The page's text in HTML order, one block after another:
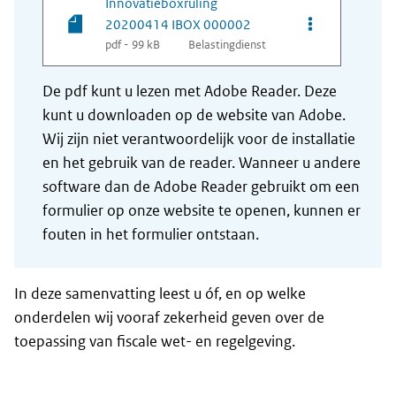
20200414 IBOX 000002
pdf - 99 kB Belastingdienst
Opties van
De pdf kunt u lezen met Adobe Reader. Deze
kunt u downloaden op de website van Adobe.
Wij zijn niet verantwoordelijk voor de installatie
en het gebruik van de reader. Wanneer u andere
software dan de Adobe Reader gebruikt om een
formulier op onze website te openen, kunnen er
fouten in het formulier ontstaan.
In deze samenvatting leest u óf, en op welke
onderdelen wij vooraf zekerheid geven over de
toepassing van fiscale wet- en regelgeving.